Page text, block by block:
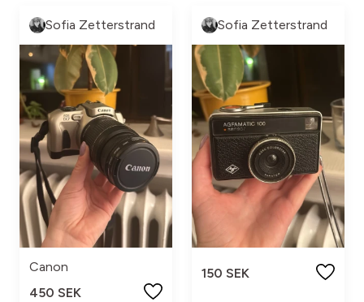
Sofia Zetterstrand
Canon
450 SEK
Sofia Zetterstrand
150 SEK